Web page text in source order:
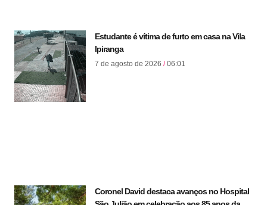
Estudante é vítima de furto em casa na Vila
Ipiranga
7 de agosto de 2026 06:01
Coronel David destaca avanços no Hospital